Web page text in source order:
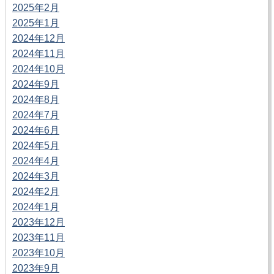
2025年2月
2025年1月
2024年12月
2024年11月
2024年10月
2024年9月
2024年8月
2024年7月
2024年6月
2024年5月
2024年4月
2024年3月
2024年2月
2024年1月
2023年12月
2023年11月
2023年10月
2023年9月